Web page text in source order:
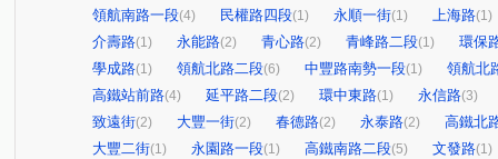
領航南路一段(4) 民權路四段(1) 永順一街(1) 上海路(1)
介壽路(1) 永能路(2) 青心路(2) 青峰路二段(1)
環保
學成路(1) 領航北路二段(6) 中豐路南勢一段(1)
領航北
高鐵站前路(4) 延平路二段(2) 環中東路(1) 永信路(3)
致遠街(2) 大豐一街(2) 春德路(2) 永泰路(2)
高鐵北
大豐二街(1) 永園路一段(1) 高鐵南路二段(5) 文發路(1)